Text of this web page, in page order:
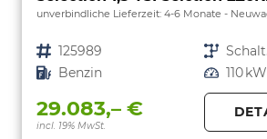
unverbindliche Lieferzeit: 4-6 Monate
Fahrzeugnr. 125989 Getriebe
Kraftstoff Benzin Leistung 110
29.083,– €
incl. 19% MwSt.